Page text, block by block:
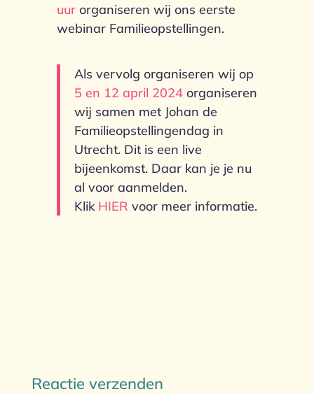
uurorganiseren wij ons eerste
webinar Familieopstellingen.
Als vervolg organiseren wij op
5 en 12 april 2024organiseren
wij samen met Johan de
Familieopstellingendag in
Utrecht. Dit is een live
bijeenkomst. Daar kan je je nu
al voor aanmelden.
Klik HIER voor meer informatie.
Reactie verzenden